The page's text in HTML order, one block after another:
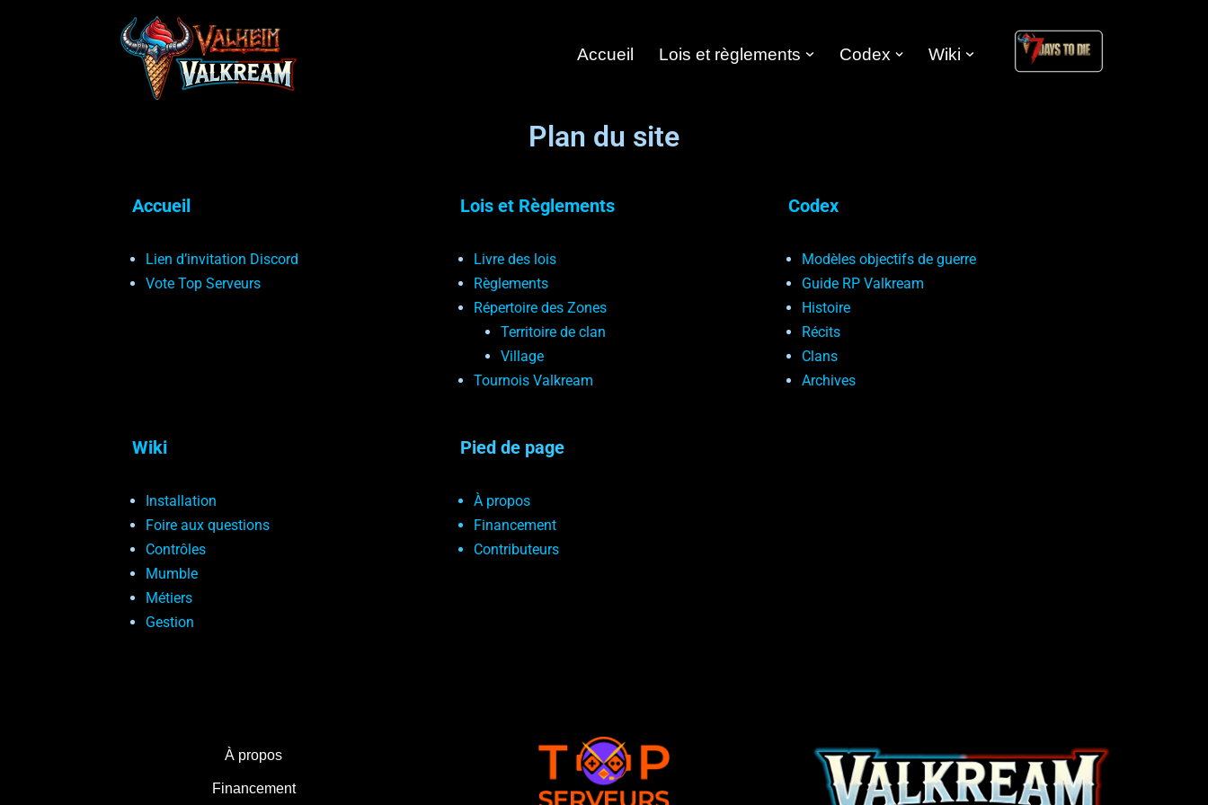
Accueil Lois et règlements Codex Wiki
Plan du site
Accueil
Lien d’invitation Discord
Vote Top Serveurs
Lois et Règlements
Livre des lois
Règlements
Répertoire des Zones
Territoire de clan
Village
Tournois Valkream
Codex
Modèles objectifs de guerre
Guide RP Valkream
Histoire
Récits
Clans
Archives
Wiki
Installation
Foire aux questions
Contrôles
Mumble
Métiers
Gestion
Pied de page
À propos
Financement
Contributeurs
À propos
Financement